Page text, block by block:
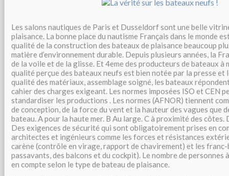
Les salons nautiques de Paris et Dusseldorf sont une belle
plaisance. La bonne place du nautisme Français dans le monde
qualité de la construction des bateaux de plaisance beaucoup
matière d’environnement durable. Depuis plusieurs années, la
de la voile et de la glisse. Et 4eme des producteurs de bateaux à
qualité perçue des bateaux neufs est bien notée par la presse et
qualité des matériaux, assemblage soigné, les bateaux
cahier des charges exigeant. Les normes imposées ISO et CEN
standardiser les productions . Les normes (AFNOR) tiennent
de conception, de la force du vent et la hauteur des vagues que
bateau. A pour la haute mer. B Au large. C à proximité des côtes.
Des exigences de sécurité qui sont obligatoirement prises en
architectes et ingénieurs comme les forces et résistances
carène (contrôle en virage, rapport de chavirement) et les
passavants, des balcons et du cockpit). Le nombre de personnes
en compte selon le type de bateau de plaisance.